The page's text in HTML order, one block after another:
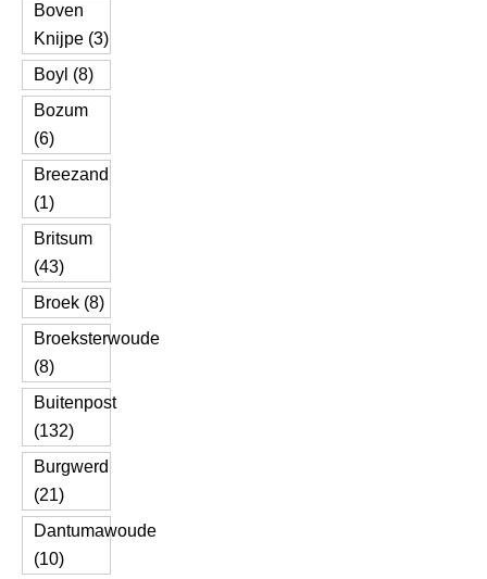
Boven
Knijpe (3)
Boyl (8)
Bozum
(6)
Breezand
(1)
Britsum
(43)
Broek (8)
Broeksterwoude
(8)
Buitenpost
(132)
Burgwerd
(21)
Dantumawoude
(10)